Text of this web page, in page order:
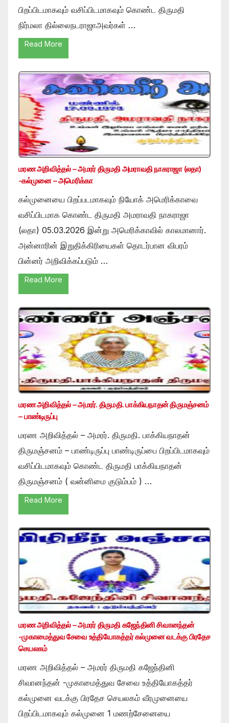
பிறப்பிடமாகவும் வசிப்பிடமாகவும் கொண்ட திருமதி
நிர்மலா தில்லைநடராஜாஅவர்கள் …
Read More
மரண அறிவித்தல் – அமரர் திருமதி அமராவதி நாகராஜா (லதா)
-கல்முனை – அமெரிக்கா
கல்முனையை பிறப்படமாகவும் நியோக் அமெரிக்காவை
வசிப்பிடமாக கொண்ட திருமதி அமராவதி நாகராஜா
(லதா) 05.03.2026 இன்று அமெரிக்காவில் காலமானார்.
அன்னாரின் இறுதிக்கிரியைகள் தொடர்பான விபரம்
பின்னர் அறிவிக்கப்படும் …
Read More
மரண அறிவித்தல் – அமரர். திருமதி. பாக்கியநாதன் திருமஞ்சனம்
– பாண்டிருப்பு
மரண அறிவித்தல் – அமரர். திருமதி. பாக்கியநாதன்
திருமஞ்சனம் – பாண்டிருப்பு பாண்டிருப்பை பிறப்பிடமாகவும்
வசிப்பிடமாகவும் கொண்ட திருமதி பாக்கியநாதன்
திருமஞ்சனம் ( வன்னிமை குடும்பம் ) …
Read More
மரண அறிவித்தல் – அமரர் திருமதி கஜேந்தினி சிவானந்தன்
-முகாமைத்துவ சேவை உத்தியோகத்தர் கல்முனை வடக்கு பிரதேச
செயலகம்
மரண அறிவித்தல் – அமரர் திருமதி கஜேந்தினி
சிவானந்தன் -முகாமைத்துவ சேவை உத்தியோகத்தர்
கல்முனை வடக்கு பிரதேச செயலகம் வீரமுனையை
பிறப்பிடமாகவும் கல்முனை 1 மணற்சேனையை